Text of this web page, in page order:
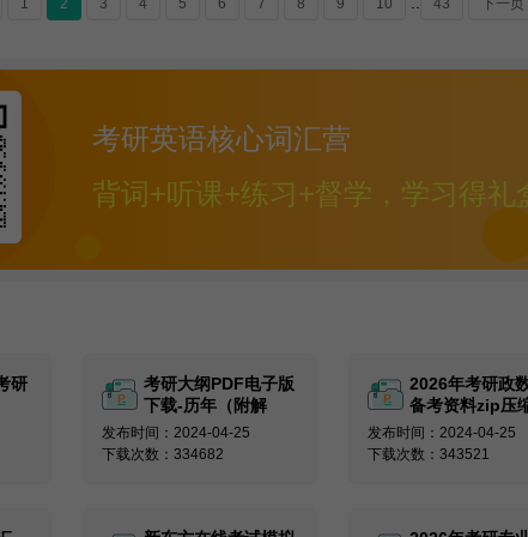
1 2 3 4 5 6 7 8 9 10 43 下一页
考研英语核心词汇营
背词+听课+练习+督学，学习得礼
研
考研大纲PDF电子版
下载-历年（附解
析）
发布时间：2024-04-25
下载次数：334682
2026年考研政
备考资料zip压
发布时间：2024-04-25
下载次数：343521